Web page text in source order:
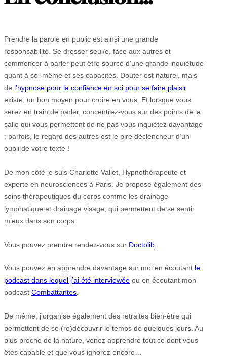
Prendre la parole en public est ainsi une grande
responsabilité. Se dresser seul/e, face aux autres et
commencer à parler peut être source d’une grande inquiétude
quant à soi-même et ses capacités. Douter est naturel, mais
de l’hypnose pour la confiance en soi pour se faire plaisir
existe, un bon moyen pour croire en vous. Et lorsque vous
serez en train de parler, concentrez-vous sur des points de la
salle qui vous permettent de ne pas vous inquiétez davantage
; parfois, le regard des autres est le pire déclencheur d’un
oubli de votre texte !
De mon côté je suis Charlotte Vallet, Hypnothérapeute et
experte en neurosciences à Paris. Je propose également des
soins thérapeutiques du corps comme les drainage
lymphatique et drainage visage, qui permettent de se sentir
mieux dans son corps.
Vous pouvez prendre rendez-vous sur Doctolib
Vous pouvez en apprendre davantage sur moi en écoutant le
podcast dans lequel j’ai été interviewée ou en écoutant mon
podcast Combattantes.
De même, j’organise également des retraites bien-être qui
permettent de se (re)découvrir le temps de quelques jours. Au
plus proche de la nature, venez apprendre tout ce dont vous
êtes capable et que vous ignorez encore…